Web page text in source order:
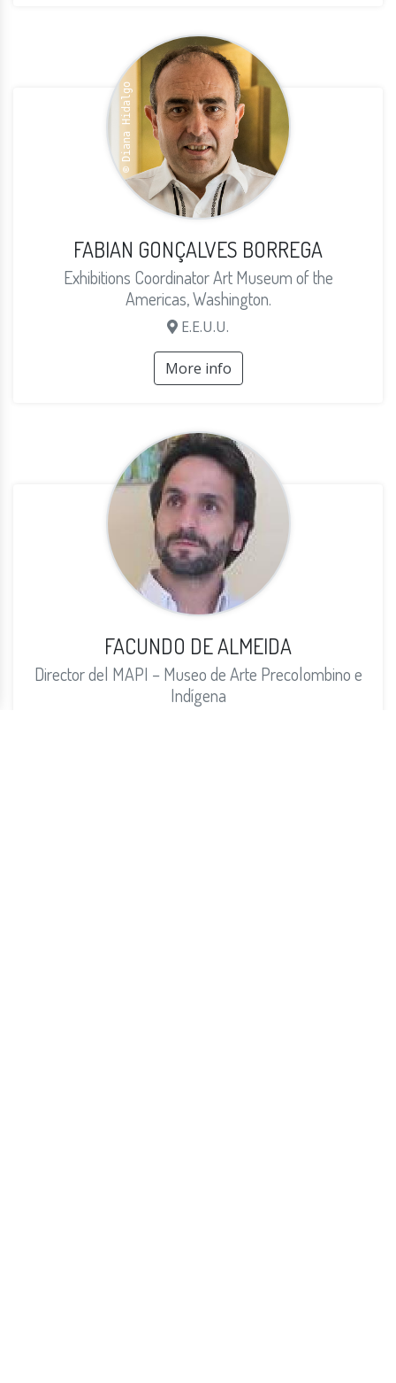
Diana Hidalgo
FABIAN GONÇALVES BORREGA
Exhibitions Coordinator Art Museum of the
Americas, Washington.
E.E.U.U.
More info
FACUNDO DE ALMEIDA
Director del MAPI – Museo de Arte Precolombino e
Indígena